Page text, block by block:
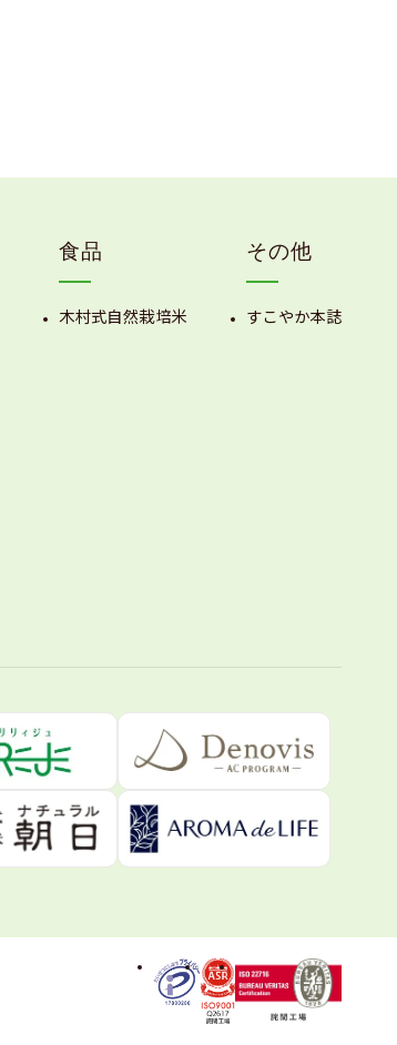
食品
木村式自然栽培米
その他
すこやか本誌